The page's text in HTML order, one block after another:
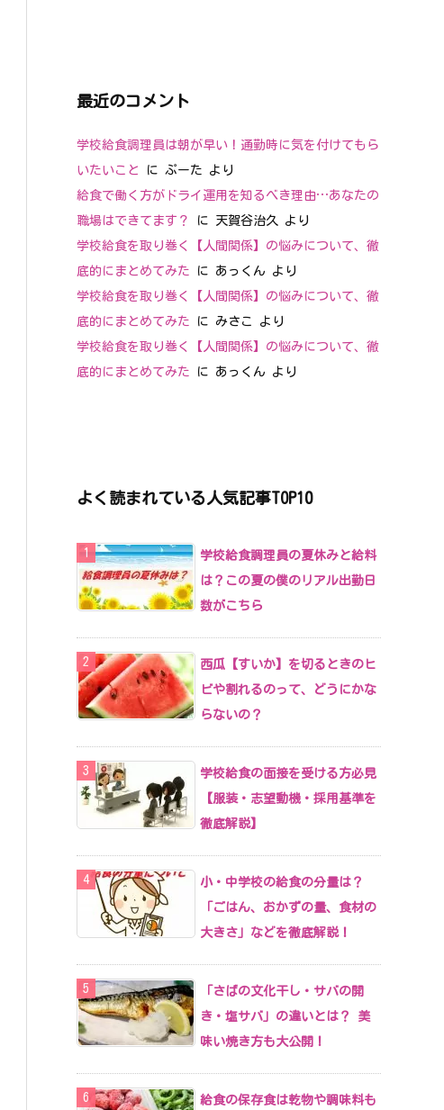
最近のコメント
学校給食調理員は朝が早い！通勤時に気を付けてもら
いたいこと
に ぷーた より
給食で働く方がドライ運用を知るべき理由…あなたの
職場はできてます？
に 天賀谷治久 より
学校給食を取り巻く【人間関係】の悩みについて、徹
底的にまとめてみた に あっくん より
学校給食を取り巻く【人間関係】の悩みについて、徹
底的にまとめてみた に みさこ
より
学校給食を取り巻く【人間関係】の悩みについて、徹
底的にまとめてみた に あっくん より
よく読まれている人気記事TOP10
学校給食調理員の夏休みと給料
は？この夏の僕のリアル出勤日
数がこちら
西瓜【すいか】を切るときのヒ
ビや割れるのって、どうにかな
らないの？
学校給食の面接を受ける方必見
【服装・志望動機・採用基準を
徹底解説】
小・中学校の給食の分量は？
「ごはん、おかずの量、食材の
大きさ」などを徹底解説！
「さばの文化干し・サバの開
き・塩サバ」の違いとは？ 美
味い焼き方も大公開！
給食の保存食は乾物や調味料も